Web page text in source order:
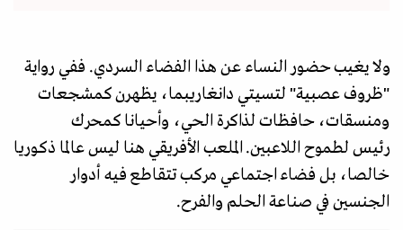
ولا يغيب حضور النساء عن هذا الفضاء السردي. ففي رواية
"ظروف عصبية" لتسيتي دانغاريبما، يظهرن كمشجعات
ومنسقات، حافظات لذاكرة الحي، وأحيانا كمحرك
رئيس لطموح اللاعبين. الملعب الأفريقي هنا ليس عالما ذكوريا
خالصا، بل فضاء اجتماعي مركب تتقاطع فيه أدوار
الجنسين في صناعة الحلم والفرح.